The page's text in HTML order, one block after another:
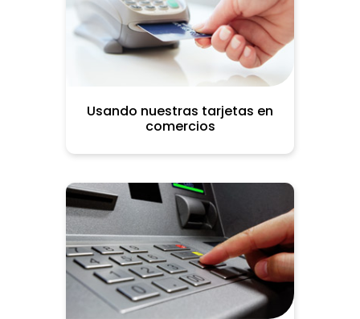
Usando nuestras tarjetas en
comercios